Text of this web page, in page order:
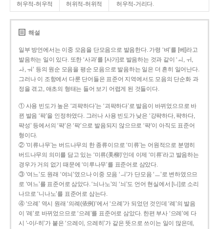
허우적-허우적 허위적-허위적 허우적-거리다.
해설
일부 방언에서는 이중 모음을 단모음으로 발음한다. 가령 ‘벼’를 [베]라고
발음하는 일이 있다. 또한 ‘사과’를 [사가]로 발음하는 것과 같이 ‘ㅚ, ㅟ,
ㅘ, ㅝ’ 등의 원순 모음을 평순 모음으로 발음하는 일은 더 흔히 일어난다.
그러나 이 조항에서 다룬 단어들은 표준어 지역에서도 모음의 단순화 과
정을 겪고, 애초의 형태는 들어 보기 어렵게 된 것들이다.
① 사용 빈도가 높은 ‘괴퍅하다’는 ‘괴팍하다’로 발음이 바뀌었으므로 바
뀐 발음 ‘팍’을 인정하였다. 그러나 사용 빈도가 낮은 ‘강퍅하다, 퍅하다,
퍅성’ 등에서의 ‘퍅’은 ‘팍’으로 발음되지 않으므로 ‘퍅’이 아직도 표준어
형이다.
② ‘미류나무’는 버드나무의 한 종류이므로 ‘미류’는 어원적으로 분명히
버드나무의 의미를 담고 있는 ‘미류(美柳)’인데 이제 ‘미류’라고 발음하는
경우가 거의 없기 때문에 ‘미루나무’를 표준어로 삼았다.
③ ‘여느’도 원래 ‘여늬’였으나 이중 모음 ‘ㅢ’가 단모음 ‘ㅡ’로 변하였으므
로 ‘여느’를 표준어로 삼았다. ‘늬나노’의 ‘늬’도 언어 현실에서 [니]로 소리
나므로 ‘니나노’를 표준어로 삼는다.
④ ‘으례’ 역시 원래 ‘의례(依例)’에서 ‘으례’가 되었던 것인데 ‘례’의 발음
이 ‘레’로 바뀌었으므로 ‘으레’를 표준어로 삼았다. 한편 부사 ‘으레’에 다
시 ‘-이/-히’가 붙은 ‘으레이, 으레히’가 같은 뜻으로 쓰이는 일이 많은데,